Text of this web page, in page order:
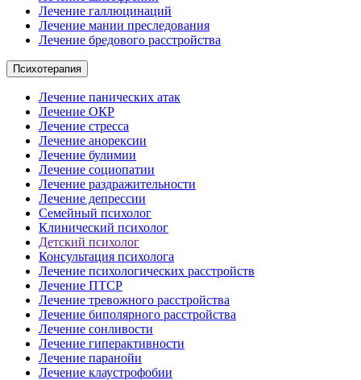
Лечение галлюцинаций
Лечение мании преследования
Лечение бредового расстройства
Психотерапия
Лечение панических атак
Лечение ОКР
Лечение стресса
Лечение анорексии
Лечение булимии
Лечение социопатии
Лечение раздражительности
Лечение депрессии
Семейный психолог
Клинический психолог
Детский психолог
Консультация психолога
Лечение психологических расстройств
Лечение ПТСР
Лечение тревожного расстройства
Лечение биполярного расстройства
Лечение сонливости
Лечение гиперактивности
Лечение паранойи
Лечение клаустрофобии